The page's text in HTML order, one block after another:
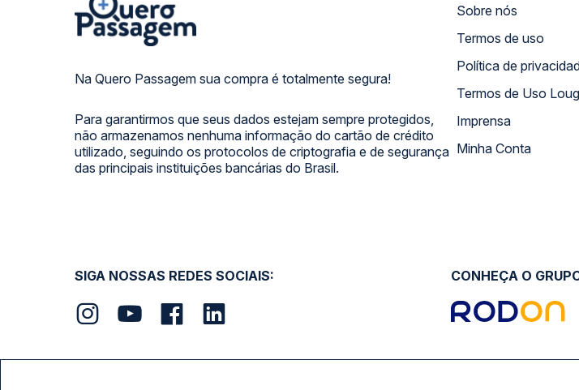
Na Quero Passagem sua compra é totalmente segura!
Para garantirmos que seus dados estejam sempre protegidos,
não armazenamos nenhuma informação do cartão de crédito
utilizado, seguindo os protocolos de criptografia e de segurança
das principais instituições bancárias do Brasil.
Sobre nós
Termos de uso
Política de
Termos de Uso
Imprensa
Minha Conta
SIGA NOSSAS REDES SOCIAIS: CONHEÇA O